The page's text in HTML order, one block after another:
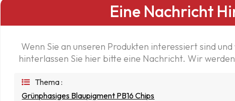
Eine Nachricht
Wenn Sie an unseren Produkten interessiert sind
hinterlassen Sie hier bitte eine Nachricht. Wir
Thema :
Grünphasiges Blaupigment PB16 Chips